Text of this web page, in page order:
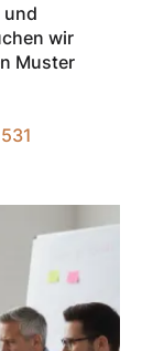
und
wir
Muster